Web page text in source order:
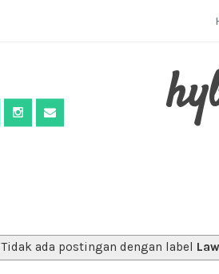
Tidak ada postingan dengan label